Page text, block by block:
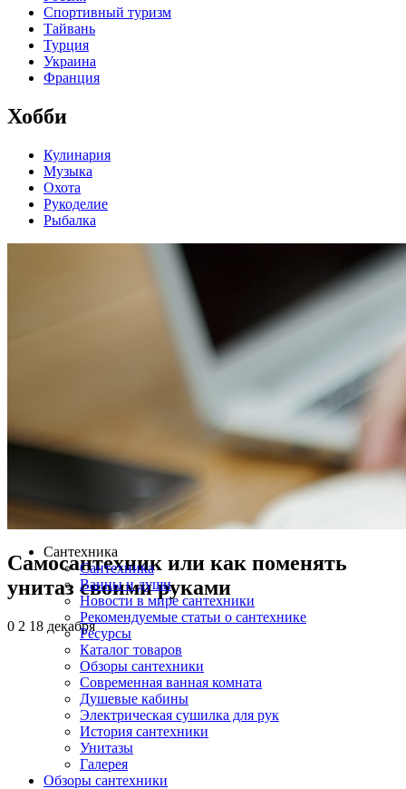
Спортивный туризм
Тайвань
Турция
Украина
Франция
Хобби
Кулинария
Музыка
Охота
Рукоделие
Рыбалка
Самосантехник или как поменять
унитаз своими руками
0 2 18 декабря
Сантехника
Сантехника
Ванны и души
Новости в мире сантехники
Рекомендуемые статьи о сантехнике
Ресурсы
Каталог товаров
Обзоры сантехники
Современная ванная комната
Душевые кабины
Электрическая сушилка для рук
История сантехники
Унитазы
Галерея
Обзоры сантехники